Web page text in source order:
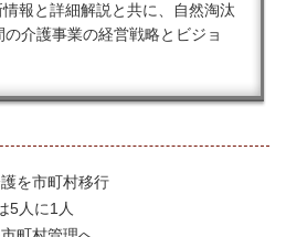
報と詳細解説と共に、自然淘汰
介護事業の経営戦略とビジョ
を市町村移行
5人に1人